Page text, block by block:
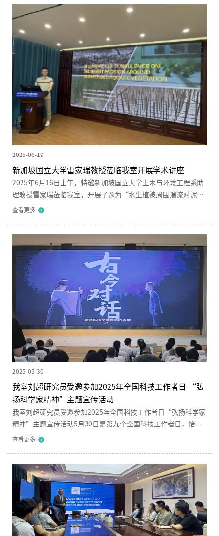
超研究员首先指出在全球气候变化与人类活动双重影响下，河
流、湿地及河口等生态敏感区的植被-水沙耦合过程较以往更加复
杂，...
2025-06-19
新加坡国立大学雷家瑞教授莅临我室开展学术讲座
2025年6月16日上午，特邀新加坡国立大学土木与环境工程系助
理教授雷家瑞莅临我室，开展了题为“水生植被周围湍流对泥沙
冲刷的影响”的学术讲座。讲座由山区河流保护与治理全国重点
泥沙输运所面临的挑战为切入点，深入浅出地阐释了水生植被
（如红树林、海草）在波浪能量衰减和泥沙输移中的重要作用。
他指出，...
查看更多
2025-05-30
我室刘超研究员受邀参加2025年全国科技工作者日 “弘
扬科学家精神”主题宣传活动
我室刘超研究员受邀参加2025年全国科技工作者日“弘扬科学家
精神”主题宣传活动5月30日是第九个全国科技工作者日，恰逢
第二十五个全国科技活动周，主题为“矢志创新发展，建设科技
片，并出席2025年全国科技工作者日四川主场活动。本次活动由
中共四川省委宣传部、中共四川省委军民融合发展委员会办公
室、四川省...
查看更多